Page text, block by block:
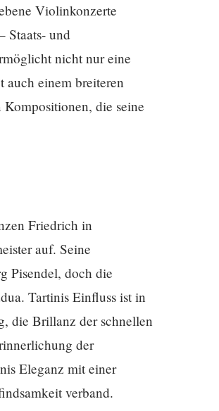
Violinkonzerte
Staats- und
nicht nur eine
auch einem breiteren
die seine
Friedrich in
auf. Seine
Pisendel, doch die
Tartinis Einfluss ist in
die Brillanz der schnellen
der
Eleganz mit einer
verband.